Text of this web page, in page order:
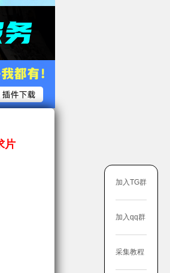
片
加入TG群
加入qq群
采集教程